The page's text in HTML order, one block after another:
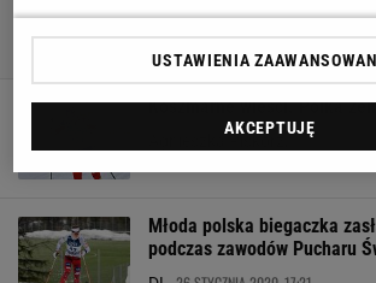
Koszmarne wieści. Polka
6 GRUDNIA
Młoda polska biegaczka
podczas zawodów Pucharu
USTAWIENIA
AKCEPTUJĘ